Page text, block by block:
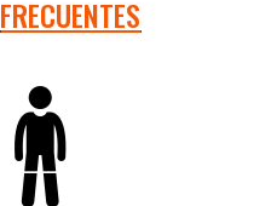
FRECUENTES